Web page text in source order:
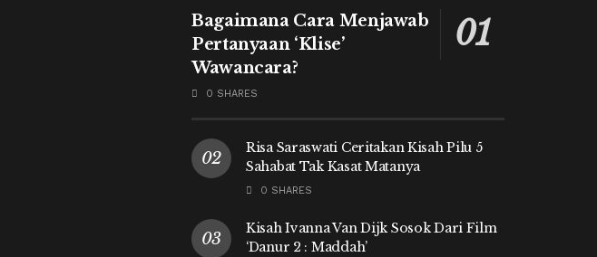
Bagaimana Cara Menjawab
Pertanyaan ‘Klise’
Wawancara?
0 SHARES
Risa Saraswati Ceritakan Kisah Pilu 5
Sahabat Tak Kasat Matanya
0 SHARES
Kisah Ivanna Van Dijk Sosok Dari Film
‘Danur 2 : Maddah’